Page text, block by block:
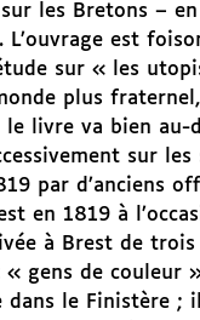
les Bretons –
est
sur « les
plus
livre va bien au-
sur
par d’anciens
en 1819 à
à Brest de
gens de couleur
le Finistère ;